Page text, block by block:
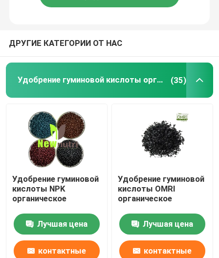
Аминокислотные органические удобрения
Удобрение азота органическое
Удобрение порошка выдержки морской водоросли
Порошок Fulvic кисловочный
Гуминовая кислота натрия
Составной порошок аминокислоты
ДРУГИЕ КАТЕГОРИИ ОТ НАС
Удобрение гуминовой кислоты органическое (35)
Удобрение гуминовой
кислоты NPK
органическое
Лучшая цена
контактные
Удобрение гуминовой
кислоты OMRI
органическое
Лучшая цена
контактные